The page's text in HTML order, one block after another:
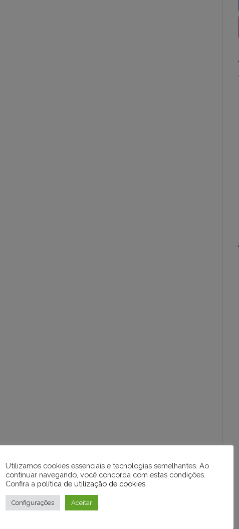
Utilizamos cookies essenciais e tecnologias semelhantes. Ao
continuar navegando, você concorda com estas condições.
Confira a política de utilização de cookies
Configurações Aceitar